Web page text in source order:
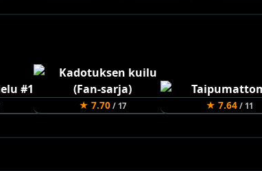
★ 7.70/ 17 ★ 7.64/ 11